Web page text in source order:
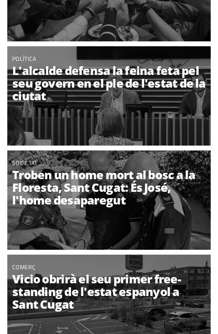
POLÍTICA
L'alcalde defensa la feina feta pel
seu govern en el ple de l'estat de la
ciutat
SOCIETAT
Troben un home mort al bosc a la
Floresta, Sant Cugat: És José,
l'home desaparegut
COMERÇ
Vicio obrirà el seu primer free-
standing de l'estat espanyol a
Sant Cugat